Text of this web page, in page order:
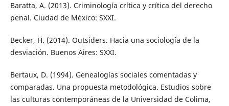
Baratta, A. (2013). Criminología crítica y crítica del derecho
penal. Ciudad de México: SXXI.
Becker, H. (2014). Outsiders. Hacia una sociología de la
desviación. Buenos Aires: SXXI.
Bertaux, D. (1994). Genealogías sociales comentadas y
comparadas. Una propuesta metodológica. Estudios sobre
las culturas contemporáneas de la Universidad de Colima,